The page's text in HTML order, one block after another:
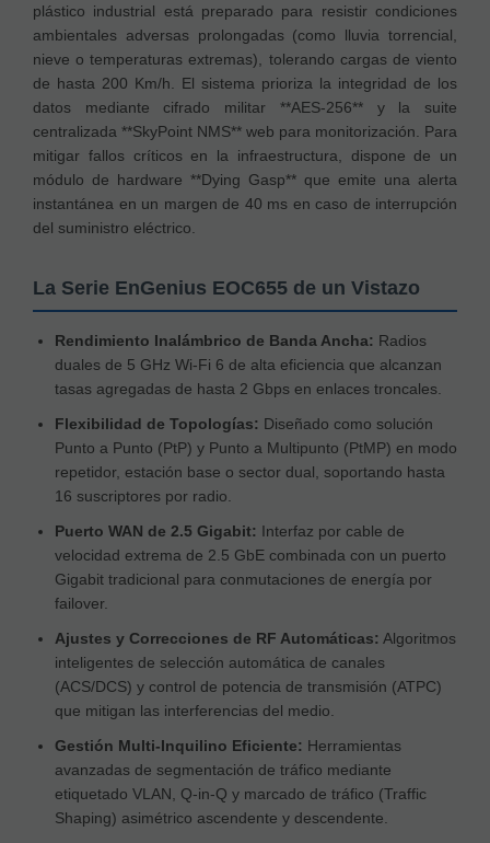
plástico industrial está preparado para resistir condiciones
ambientales adversas prolongadas (como lluvia torrencial,
nieve o temperaturas extremas), tolerando cargas de viento
de hasta 200 Km/h. El sistema prioriza la integridad de los
datos mediante cifrado militar **AES-256** y la suite
centralizada **SkyPoint NMS** web para monitorización. Para
mitigar fallos críticos en la infraestructura, dispone de un
módulo de hardware **Dying Gasp** que emite una alerta
instantánea en un margen de 40 ms en caso de interrupción
del suministro eléctrico.
La Serie EnGenius EOC655 de un Vistazo
Rendimiento Inalámbrico de Banda Ancha: Radios
duales de 5 GHz Wi-Fi 6 de alta eficiencia que alcanzan
tasas agregadas de hasta 2 Gbps en enlaces troncales.
Flexibilidad de Topologías: Diseñado como solución
Punto a Punto (PtP) y Punto a Multipunto (PtMP) en modo
repetidor, estación base o sector dual, soportando hasta
16 suscriptores por radio.
Puerto WAN de 2.5 Gigabit: Interfaz por cable de
velocidad extrema de 2.5 GbE combinada con un puerto
Gigabit tradicional para conmutaciones de energía por
failover.
Ajustes y Correcciones de RF Automáticas: Algoritmos
inteligentes de selección automática de canales
(ACS/DCS) y control de potencia de transmisión (ATPC)
que mitigan las interferencias del medio.
Gestión Multi-Inquilino Eficiente: Herramientas
avanzadas de segmentación de tráfico mediante
etiquetado VLAN, Q-in-Q y marcado de tráfico (Traffic
Shaping) asimétrico ascendente y descendente.